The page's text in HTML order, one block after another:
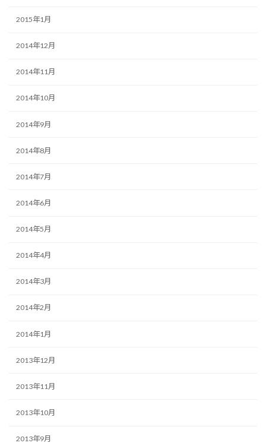
2015年1月
2014年12月
2014年11月
2014年10月
2014年9月
2014年8月
2014年7月
2014年6月
2014年5月
2014年4月
2014年3月
2014年2月
2014年1月
2013年12月
2013年11月
2013年10月
2013年9月